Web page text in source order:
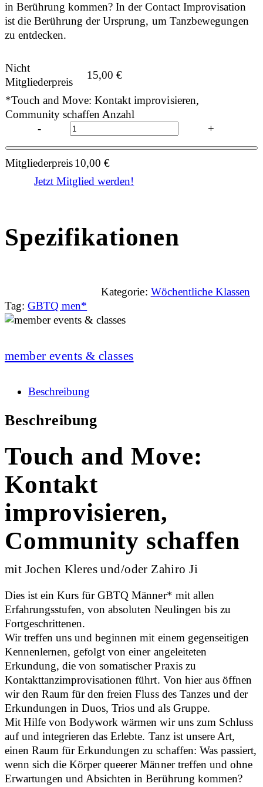
in Berührung kommen? In der Contact Improvisation
ist die Berührung der Ursprung, um Tanzbewegungen
zu entdecken.
Nicht
Mitgliederpreis
15,00€
*Touch and Move: Kontakt improvisieren,
Community schaffen Anzahl
-
+
Mitgliederpreis10,00€
Jetzt Mitglied werden!
Spezifikationen
Kategorie: Wöchentliche Klassen
Tag: GBTQ men*
member events & classes
Beschreibung
Beschreibung
Touch and Move:
Kontakt
improvisieren,
Community schaffen
mit Jochen Kleres und/oder Zahiro Ji
Dies ist ein Kurs für GBTQ Männer* mit allen
Erfahrungsstufen, von absoluten Neulingen bis zu
Fortgeschrittenen.
Wir treffen uns und beginnen mit einem gegenseitigen
Kennenlernen, gefolgt von einer angeleiteten
Erkundung, die von somatischer Praxis zu
Kontakttanzimprovisationen führt. Von hier aus öffnen
wir den Raum für den freien Fluss des Tanzes und der
Erkundungen in Duos, Trios und als Gruppe.
Mit Hilfe von Bodywork wärmen wir uns zum Schluss
auf und integrieren das Erlebte. Tanz ist unsere Art,
einen Raum für Erkundungen zu schaffen: Was passiert,
wenn sich die Körper queerer Männer treffen und ohne
Erwartungen und Absichten in Berührung kommen?